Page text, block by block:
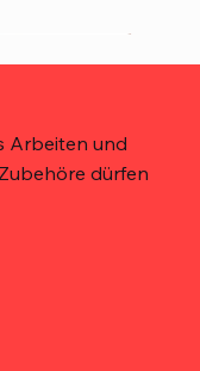
Arbeiten und
dürfen